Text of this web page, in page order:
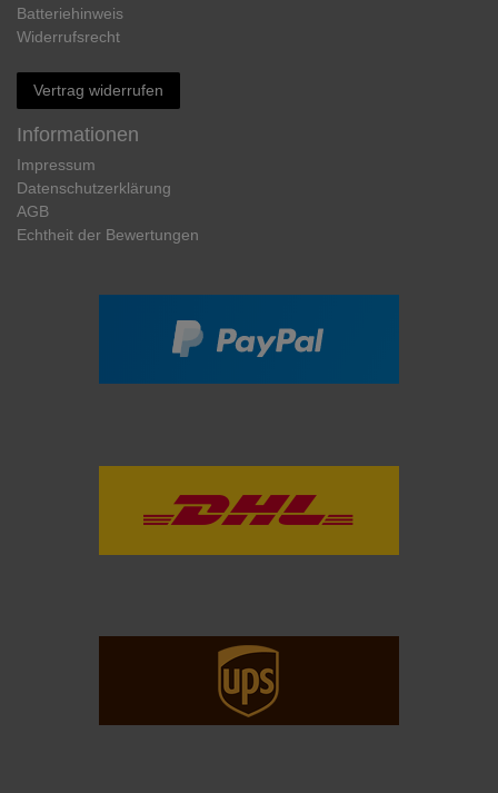
Batteriehinweis
Widerrufs­recht
Vertrag widerrufen
Informationen
Impressum
Daten­schutz­erklärung
AGB
Echtheit der Bewertungen